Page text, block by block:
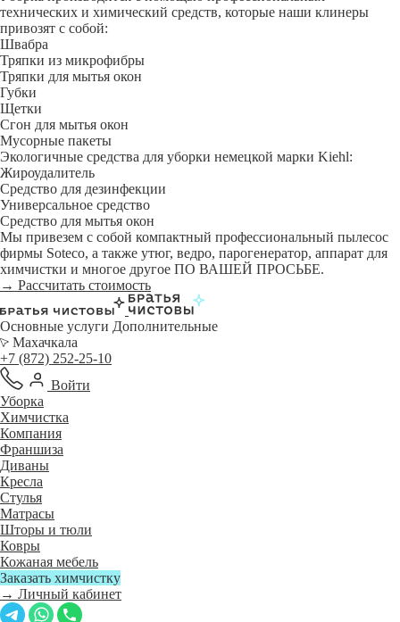
технических и химический средств, которые наши клинеры
привозят с собой:
Швабра
Тряпки из микрофибры
Тряпки для мытья окон
Губки
Щетки
Сгон для мытья окон
Мусорные пакеты
Экологичные средства для уборки немецкой марки Kiehl:
Жироудалитель
Средство для дезинфекции
Универсальное средство
Средство для мытья окон
Мы привезем с собой компактный профессиональный пылесос
фирмы Soteco, а также утюг, ведро, парогенератор, аппарат для
химчистки и многое другое ПО ВАШЕЙ ПРОСЬБЕ.
→ Рассчитать стоимость
Основные услуги Дополнительные
Махачкала
+7 (872) 252-25-10
Войти
Уборка
Химчистка
Компания
Франшиза
Диваны
Кресла
Стулья
Матрасы
Шторы и тюли
Ковры
Кожаная мебель
Заказать химчистку
→ Личный кабинет